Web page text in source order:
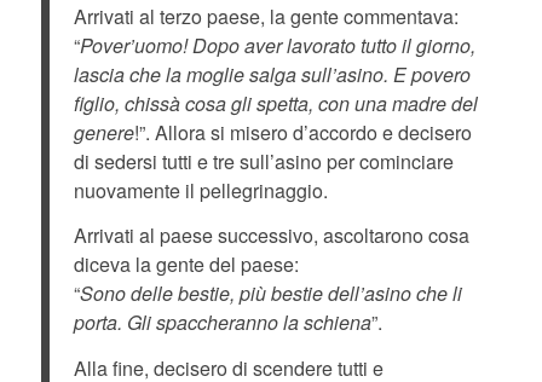
Arrivati al terzo paese, la gente commentava:
“Pover’uomo! Dopo aver lavorato tutto il giorno,
lascia che la moglie salga sull’asino. E povero
figlio, chissà cosa gli spetta, con una madre del
genere!”. Allora si misero d’accordo e decisero
di sedersi tutti e tre sull’asino per cominciare
nuovamente il pellegrinaggio.
Arrivati al paese successivo, ascoltarono cosa
diceva la gente del paese:
“Sono delle bestie, più bestie dell’asino che li
porta. Gli spaccheranno la schiena”.
Alla fine, decisero di scendere tutti e